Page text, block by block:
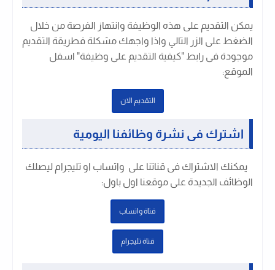
يمكن التقديم على هذه الوظيفة وانتهاز الفرصة من خلال
الضغط على الزر التالي واذا واجهك مشكلة فطريقة التقديم
موجودة فى رابط "كيفية التقديم على وظيفة" اسفل
الموقع:
التقديم الان
اشترك فى نشرة وظائفنا اليومية
يمكنك الاشتراك فى قناتنا على واتساب او تليجرام ليصلك
الوظائف الجديدة على موقعنا اول باول:
قتاة واتساب
قتاة تليجرام